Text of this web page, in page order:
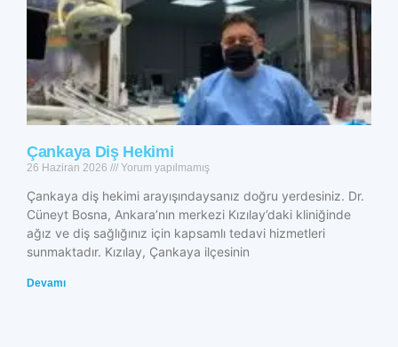
Çankaya Diş Hekimi
26 Haziran 2026 Yorum yapılmamış
Çankaya diş hekimi arayışındaysanız doğru yerdesiniz. Dr.
Cüneyt Bosna, Ankara’nın merkezi Kızılay’daki kliniğinde
ağız ve diş sağlığınız için kapsamlı tedavi hizmetleri
sunmaktadır. Kızılay, Çankaya ilçesinin
Devamı